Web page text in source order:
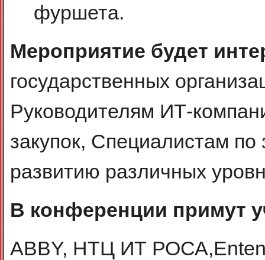
фуршета.
Мероприятие будет
государственных
Руководителям ИТ-
закупок, Специалистам
развитию различных
В конференции примут
ABBY, НТЦ ИТ